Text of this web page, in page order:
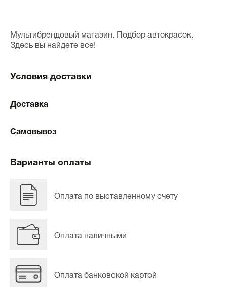
Мультибрендовый магазин. Подбор автокрасок.
Здесь вы найдете все!
Условия доставки
Доставка
Самовывоз
Варианты оплаты
Оплата по выставленному счету
Оплата наличными
Оплата банковской картой